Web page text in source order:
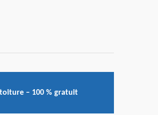
– 100 % gratuit